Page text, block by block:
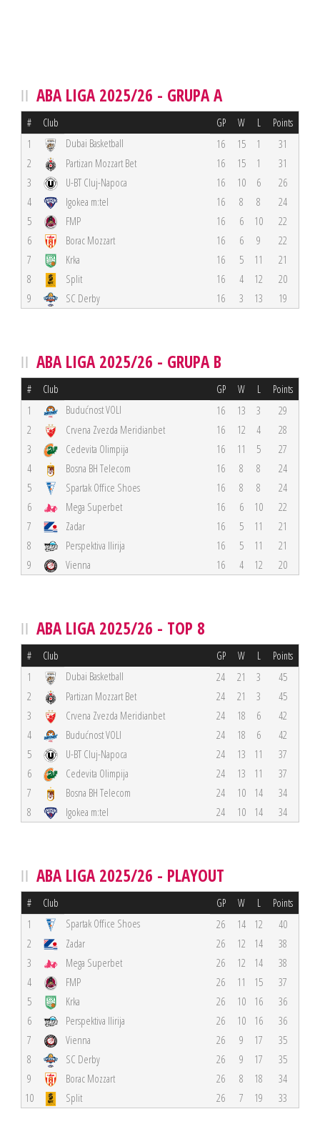
ABA LIGA 2025/26 - GRUPA A
# Club GP W L Points
1 Dubai Basketball 16 15 1
31
2
Partizan Mozzart Bet 16 15 1
31
3
U-BT Cluj-Napoca 16 10 6
26
4
Igokea m:tel 16 8 8
24
5
FMP 16 6 10
22
6
Borac Mozzart 16 6 9
22
7
Krka 16 5 11
21
8
Split 16 4 12
20
9
SC Derby 16 3 13 19
ABA LIGA 2025/26 - GRUPA B
# Club GP W L Points
1 Budućnost VOLI 16 13 3
29
2
Crvena Zvezda Meridianbet 16 12 4
28
3
Cedevita Olimpija 16 11 5
27
4
Bosna BH Telecom 16 8 8
24
5
Spartak Office Shoes 16 8 8
24
6
Mega Superbet 16 6 10
22
7
Zadar 16 5 11
21
8
Perspektiva Ilirija 16 5 11
21
9
Vienna 16 4 12 20
ABA LIGA 2025/26 - TOP 8
# Club GP W L Points
1 Dubai Basketball 24 21 3
45
2
Partizan Mozzart Bet 24 21 3
45
3
Crvena Zvezda Meridianbet 24 18 6
42
4
Budućnost VOLI 24 18 6
42
5
U-BT Cluj-Napoca 24 13 11
37
6
Cedevita Olimpija 24 13 11
37
7
Bosna BH Telecom 24 10 14
34
8
Igokea m:tel 24 10 14 34
ABA LIGA 2025/26 - PLAYOUT
# Club GP W L Points
1 Spartak Office Shoes 26 14 12
40
2
Zadar 26 12 14
38
3
Mega Superbet 26 12 14
38
4
FMP 26 11 15
37
5
Krka 26 10 16
36
6
Perspektiva Ilirija 26 10 16
36
7
Vienna 26 9 17
35
8
SC Derby 26 9 17
35
9
Borac Mozzart 26 8 18
34
10
Split 26 7 19 33